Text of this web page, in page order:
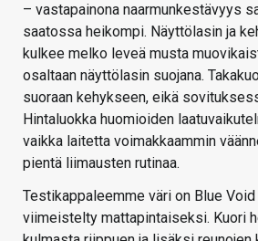
– vastapainona naarmunkestävyys
saatossa heikompi. Näyttölasin ja
kulkee melko leveä musta
osaltaan näyttölasin suojana.
suoraan kehykseen, eikä
Hintaluokka huomioiden
vaikka laitetta voimakkaammin
pientä liimausten rutinaa.
Testikappaleemme väri on Blue
viimeistelty mattapintaiseksi. Kuori